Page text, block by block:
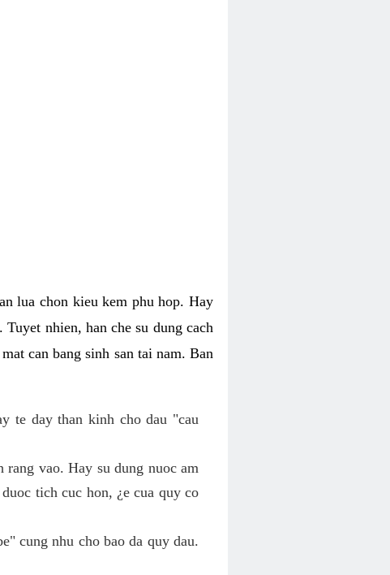
lua chon kieu kem phu hop. Hay
nhien, han che su dung cach
can bang sinh san tai nam. Ban
te day than kinh cho dau "cau
rang vao. Hay su dung nuoc am
tich cuc hon, ¿e cua quy co
cung nhu cho bao da quy dau.